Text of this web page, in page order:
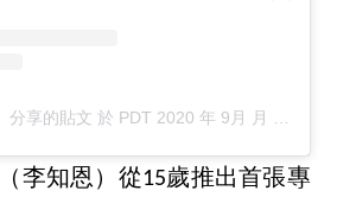
分享的貼文 於 PDT 2020 年 9月 月 18 日 下午 10:15
（李知恩）從15歲推出首張專